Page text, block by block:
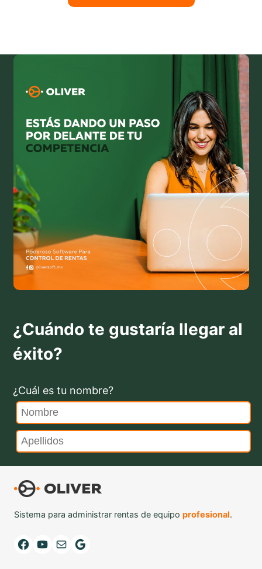
¿Cuándo te gustaría llegar al
éxito?
¿Cuál es tu nombre?
Sistema para administrar rentas de equipo profesional.
Facebook YouTube Mail Google